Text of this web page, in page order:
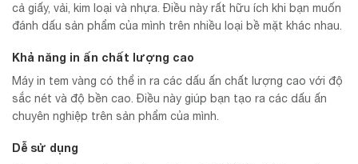
cả giấy, vải, kim loại và nhựa. Điều này rất hữu ích khi bạn muốn
đánh dấu sản phẩm của mình trên nhiều loại bề mặt khác nhau.
Khả năng in ấn chất lượng cao
Máy in tem vàng có thể in ra các dấu ấn chất lượng cao với độ
sắc nét và độ bền cao. Điều này giúp bạn tạo ra các dấu ấn
chuyên nghiệp trên sản phẩm của mình.
Dễ sử dụng